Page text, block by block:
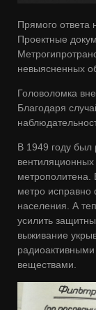
Прямого ответа
Проектные
невыясненных
Головоломка
Благодаря
В 1949 году был
метрополитена.
метро исправно
населения. А
усилить
выживание
веществами.